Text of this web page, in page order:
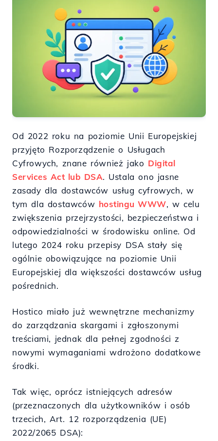
Od 2022 roku na poziomie Unii Europejskiej
przyjęto Rozporządzenie o Usługach
Cyfrowych, znane również jako Digital
Services Act lub DSA. Ustala ono jasne
zasady dla dostawców usług cyfrowych, w
tym dla dostawców hostingu WWW, w celu
zwiększenia przejrzystości, bezpieczeństwa i
odpowiedzialności w środowisku online. Od
lutego 2024 roku przepisy DSA stały się
ogólnie obowiązujące na poziomie Unii
Europejskiej dla większości dostawców usług
pośrednich.
Hostico miało już wewnętrzne mechanizmy
do zarządzania skargami i zgłoszonymi
treściami, jednak dla pełnej zgodności z
nowymi wymaganiami wdrożono dodatkowe
środki.
Tak więc, oprócz istniejących adresów
(przeznaczonych dla użytkowników i osób
trzecich, Art. 12 rozporządzenia (UE)
2022/2065 DSA):